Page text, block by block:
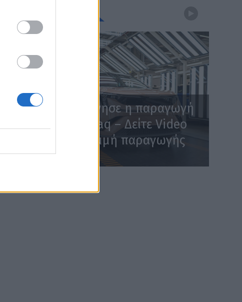
Skoda: Ξεκίνησε η παραγωγή
του νέου Peaq – Δείτε Video
από τη γραμμή παραγωγής
WEB TV